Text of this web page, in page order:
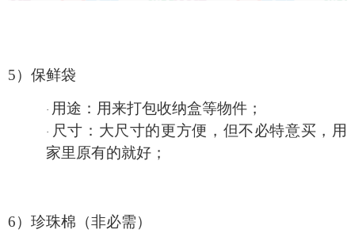
5）保鲜袋
· 用途：用来打包收纳盒等物件；
· 尺寸：大尺寸的更方便，但不必特意买，用
家里原有的就好；
6） 珍珠棉 （非必需）